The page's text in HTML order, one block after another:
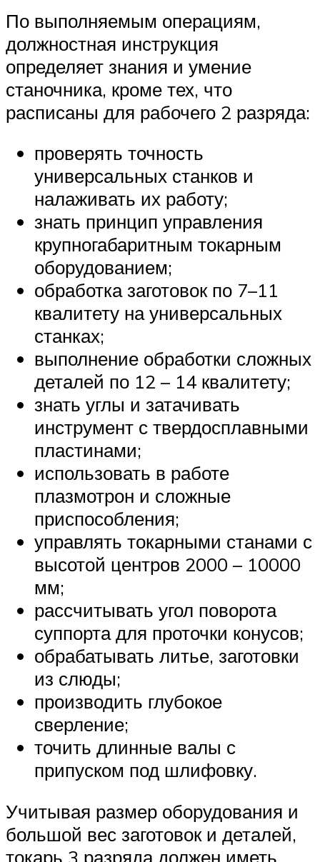
По выполняемым операциям,
должностная инструкция
определяет знания и умение
станочника, кроме тех, что
расписаны для рабочего 2 разряда:
проверять точность
универсальных станков и
налаживать их работу;
знать принцип управления
крупногабаритным токарным
оборудованием;
обработка заготовок по 7–11
квалитету на универсальных
станках;
выполнение обработки сложных
деталей по 12 – 14 квалитету;
знать углы и затачивать
инструмент с твердосплавными
пластинами;
использовать в работе
плазмотрон и сложные
приспособления;
управлять токарными станами с
высотой центров 2000 – 10000
мм;
рассчитывать угол поворота
суппорта для проточки конусов;
обрабатывать литье, заготовки
из слюды;
производить глубокое
сверление;
точить длинные валы с
припуском под шлифовку.
Учитывая размер оборудования и
большой вес заготовок и деталей,
токарь 3 разряда должен иметь